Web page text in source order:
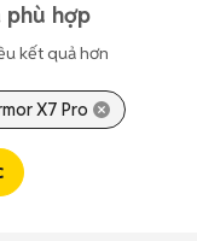
phù hợp
kết quả hơn
X7 Pro